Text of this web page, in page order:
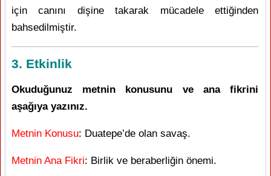
için canını dişine takarak mücadele ettiğinden
bahsedilmiştir.
3. Etkinlik
Okuduğunuz metnin konusunu ve ana fikrini
aşağıya yazınız.
Metnin Konusu: Duatepe’de olan savaş.
Metnin Ana Fikri: Birlik ve beraberliğin önemi.